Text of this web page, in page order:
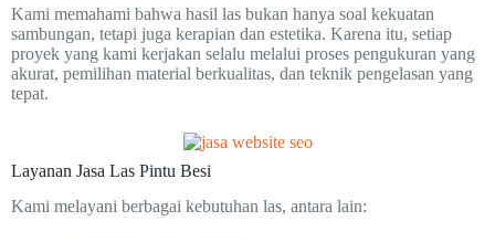
Kami memahami bahwa hasil las bukan hanya soal kekuatan
sambungan, tetapi juga kerapian dan estetika. Karena itu, setiap
proyek yang kami kerjakan selalu melalui proses pengukuran yang
akurat, pemilihan material berkualitas, dan teknik pengelasan yang
tepat.
Layanan Jasa Las Pintu Besi
Kami melayani berbagai kebutuhan las, antara lain: